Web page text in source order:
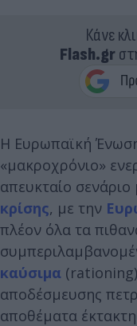
Κάνε
Flash.gr
Η Ευρωπαϊκή
«μακροχρόνιο»
απευκταίο
κρίσης, με την
πλέον όλα τα
καύσιμα (rationing)
αποδέσμευσης
αποθέματα